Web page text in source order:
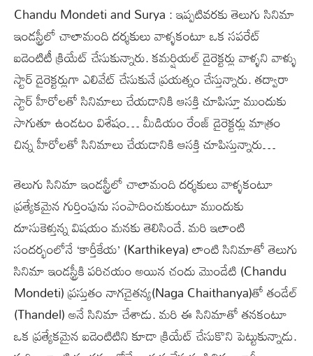
Chandu Mondeti and Surya : ఇప్పటివరకు తెలుగు సినిమా
ఇండస్ట్రీలో చాలామంది దర్శకులు వాళ్ళకంటూ ఒక సపరేట్
ఐడెంటిటీ క్రియేట్ చేసుకున్నారు. కమర్షియల్ డైరెక్టర్లు వాళ్ళని వాళ్ళు
స్టార్ డైరెక్టర్లుగా ఎలివేట్ చేసుకునే ప్రయత్నం చేస్తున్నారు. తద్వారా
స్టార్ హీరోలతో సినిమాలు చేయడానికి ఆసక్తి చూపిస్తూ ముందుకు
సాగుతూ ఉండటం విశేషం… మీడియం రేంజ్ డైరెక్టర్లు మాత్రం
చిన్న హీరోలతో సినిమాలు చేయడానికి ఆసక్తి చూపిస్తున్నారు…
తెలుగు సినిమా ఇండస్ట్రీలో చాలామంది దర్శకులు వాళ్ళకంటూ
ప్రత్యేకమైన గుర్తింపును సంపాదించుకుంటూ ముందుకు
దూసుకెళ్తున్న విషయం మనకు తెలిసిందే. మరి ఇలాంటి
సందర్భంలోనే ‘కార్తీకేయ’ (Karthikeya) లాంటి సినిమాతో తెలుగు
సినిమా ఇండస్ట్రీకి పరిచయం అయిన చందు మొండేటి (Chandu
Mondeti) ప్రస్తుతం నాగచైతన్య(Naga Chaithanya)తో తండేల్
(Thandel) అనే సినిమా చేశాడు. మరి ఈ సినిమాతో తనకంటూ
ఒక ప్రత్యేకమైన ఐడెంటిటిని కూడా క్రియేట్ చేసుకొని పెట్టుకున్నాడు.